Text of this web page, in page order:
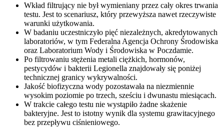
Wkład filtrujący nie był wymieniany przez cały okres trwania
testu. Jest to scenariusz, który przewyższa nawet rzeczywiste
warunki użytkowania.
W badaniu uczestniczyło pięć niezależnych, akredytowanych
laboratoriów, w tym Federalna Agencja Ochrony Środowiska
oraz Laboratorium Wody i Środowiska w Poczdamie.
Po filtrowaniu stężenia metali ciężkich, hormonów,
pestycydów i bakterii Legionella znajdowały się poniżej
technicznej granicy wykrywalności.
Jakość biofizyczna wody pozostawała na niezmiennie
wysokim poziomie po trzech, sześciu i dwunastu miesiącach.
W trakcie całego testu nie wystąpiło żadne skażenie
bakteryjne. Jest to istotny wynik dla systemu grawitacyjnego
bez przepływu ciśnieniowego.